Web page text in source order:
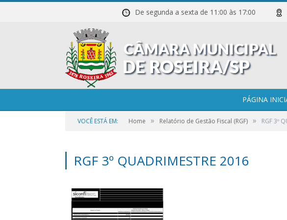
De segunda a sexta de 11:00 às 17:00
PÁGINA
VOCÊ ESTÁ EM: Home » Relatório de Gestão Fiscal (RGF) » RGF 3º
RGF 3º QUADRIMESTRE 2016